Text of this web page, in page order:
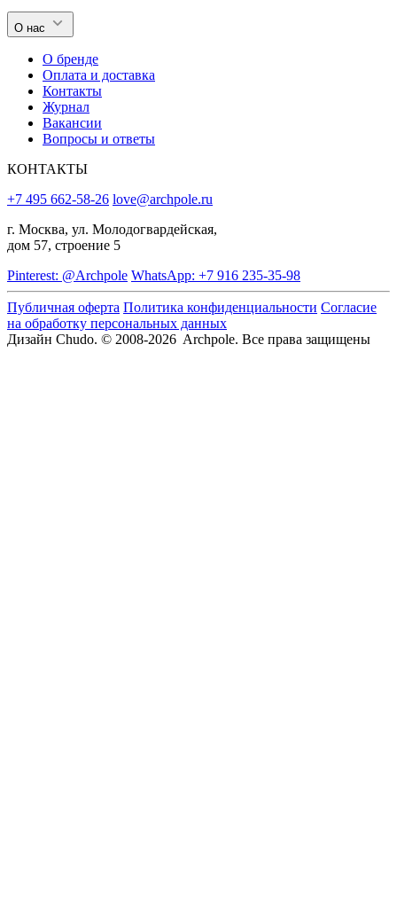
О нас
О бренде
Оплата и доставка
Контакты
Журнал
Вакансии
Вопросы и ответы
КОНТАКТЫ
+7 495 662-58-26 love@archpole.ru
г. Москва, ул. Молодогвардейская,
дом 57, строение 5
Pinterest: @Archpole WhatsApp: +7 916 235-35-98
Публичная оферта Политика конфиденциальности Согласие
на обработку персональных данных
Дизайн Chudo. © 2008-2026 Archpole. Все права защищены